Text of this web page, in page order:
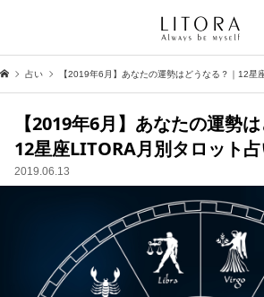
占い 【2019年6月】あなたの運勢はどうなる？｜12星
【2019年6月】あなたの運勢
12星座LITORA月別タロット
2019.06.13